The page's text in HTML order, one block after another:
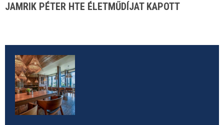
JAMRIK PÉTER HTE ÉLETMŰDÍJAT KAPOTT